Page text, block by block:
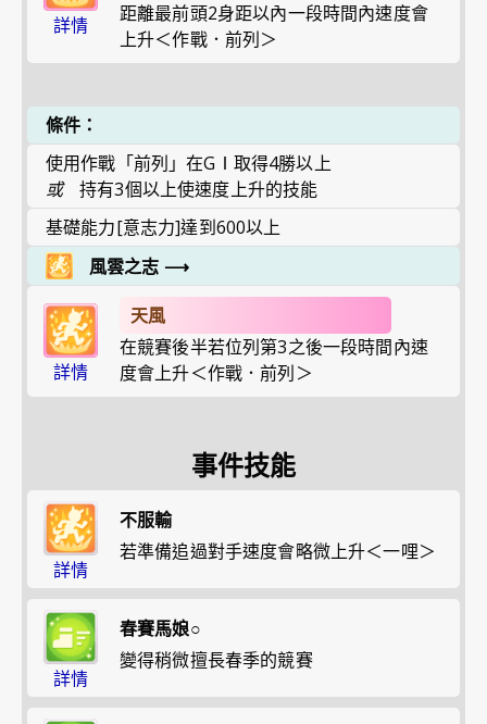
詳情
距離最前頭2身距以內一段時間內速度會
上升＜作戰．前列＞
條件：
使用作戰「前列」在GⅠ取得4勝以上
或
持有3個以上使速度上升的技能
基礎能力[意志力]達到600以上
風雲之志 ⟶
詳情
天風
在競賽後半若位列第3之後一段時間內速
度會上升＜作戰．前列＞
事件技能
詳情
不服輸
若準備追過對手速度會略微上升＜一哩＞
詳情
春賽馬娘○
變得稍微擅長春季的競賽